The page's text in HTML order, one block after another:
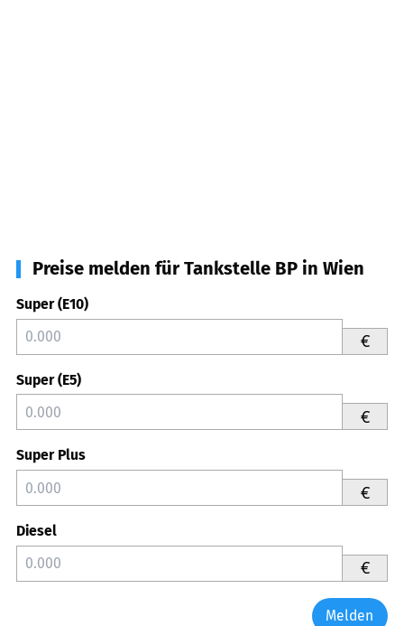
Preise melden für Tankstelle BP in Wien
Super (E10)
€
Super (E5)
€
Super Plus
€
Diesel
€
Melden